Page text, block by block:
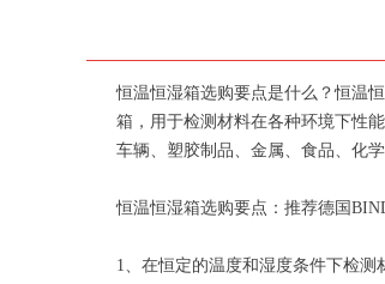
恒温恒湿箱选购要点是什么？恒温
箱，用于检测材料在各种环境下性
车辆、塑胶制品、金属、食品、化
恒温恒湿箱选购要点：推荐德国
1、在恒定的温度和湿度条件下检测